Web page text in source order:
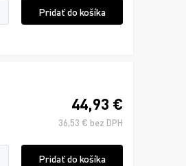
Pridať do košíka
44,93 €
36,53 € bez DPH
Pridať do košíka